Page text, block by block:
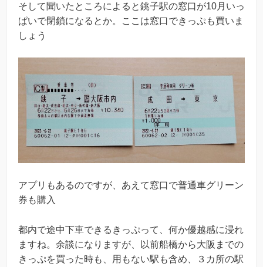
そして聞いたところによると銚子駅の窓口が10月いっ
ぱいで閉鎖になるとか。ここは窓口できっぷも買いま
しょう
アプリもあるのですが、あえて窓口で普通車グリーン
券も購入
都内で途中下車できるきっぷって、何か優越感に浸れ
ますね。余談になりますが、以前船橋から大阪までの
きっぷを買った時も、用もない駅も含め、３カ所の駅